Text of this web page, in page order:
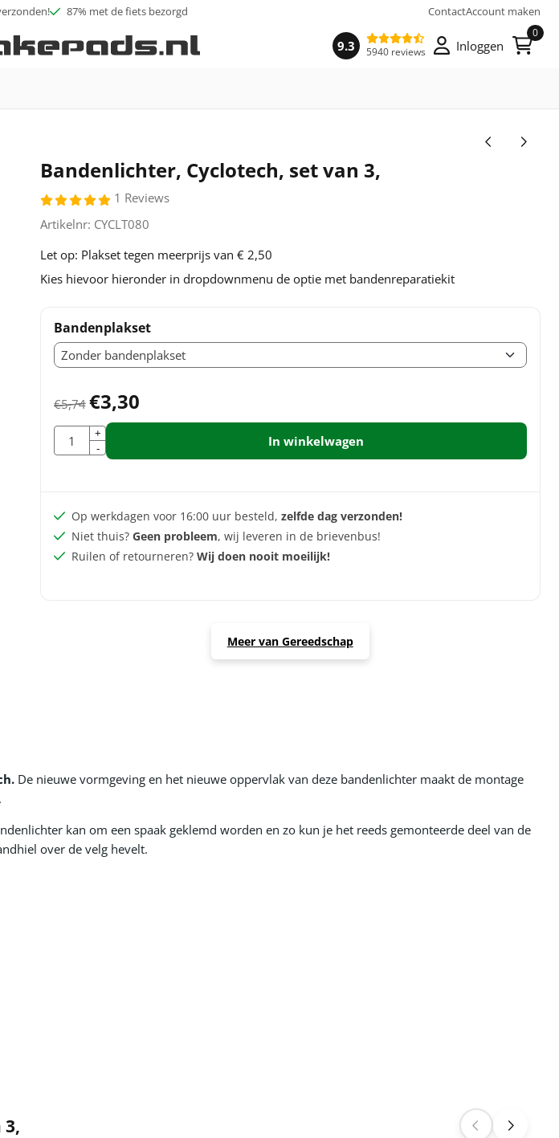
87% met de fiets bezorgd ContactAccount maken
9.3 5940 reviews Inloggen
0
Bandenlichter, Cyclotech, set van 3,
1 Reviews
Artikelnr: CYCLT080
Let op: Plakset tegen meerprijs van € 2,50
Kies hievoor hieronder in dropdownmenu de optie met bandenreparatiekit
Bandenplakset
€5,74 €3,30
Aantal
+
-
In winkelwagen
Op werkdagen voor 16:00 uur besteld,zelfde dag verzonden!
Niet thuis?Geen probleem, wij leveren in de brievenbus!
Ruilen of retourneren?Wij doen nooit moeilijk!
Meer van Gereedschap
De nieuwe vormgeving en het nieuwe oppervlak van deze bandenlichter maakt de montage
kan om een spaak geklemd worden en zo kun je het reeds gemonteerde deel van de
over de velg hevelt.